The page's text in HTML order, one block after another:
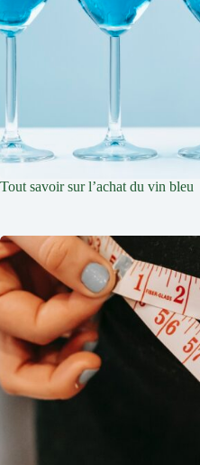
Tout savoir sur l’achat du vin bleu